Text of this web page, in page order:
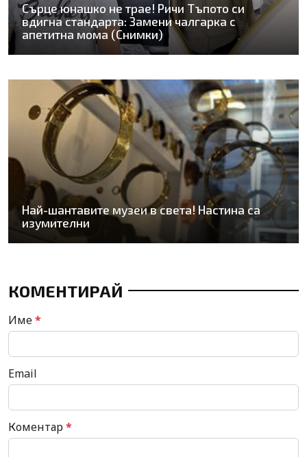
Сърце юнашко не трае! Ричи Тъпото си
вдигна стандарта: Замени чалгарка с
апетитна мома (Снимки)
Най-шантавите музеи в света! Настина са
изумителни
КОМЕНТИРАЙ
Име*
Email
Коментар*